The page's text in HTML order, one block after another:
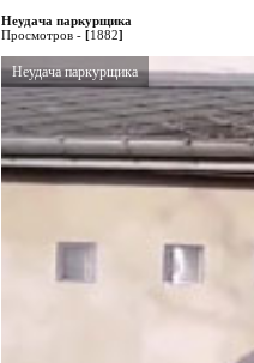
Неудача паркурщика
Просмотров - [1882]
Неудача паркурщика